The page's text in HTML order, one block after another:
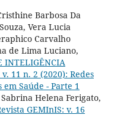
Barbosa Da
Vera Lucia
Carvalho
de Lima Luciano,
INTELIGÊNCIA
11 n. 2 (2020): Redes
Saúde - Parte 1
Helena Ferigato,
GEMInIS: v. 16